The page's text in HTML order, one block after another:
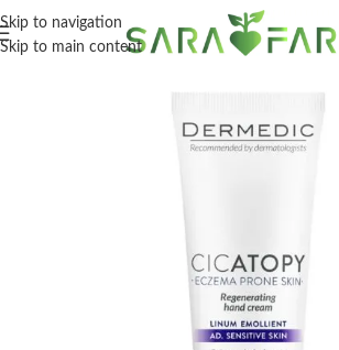
Skip to navigation
Skip to main content